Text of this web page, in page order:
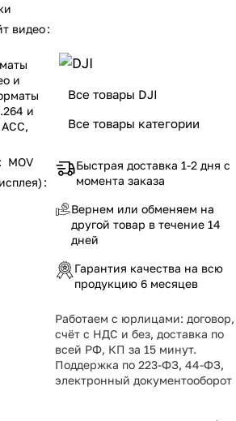
видео:
и
и
: MOV
:
Все товары DJI
Все товары категории
Быстрая доставка 1-2 дня с
момента заказа
Вернем или обменяем на
другой товар в течение 14
дней
Гарантия качества на всю
продукцию 6 месяцев
Работаем с юрлицами: договор,
счёт с НДС и без, доставка по
всей РФ, КП за 15 минут.
Поддержка по 223-ФЗ, 44-ФЗ,
электронный документооборот